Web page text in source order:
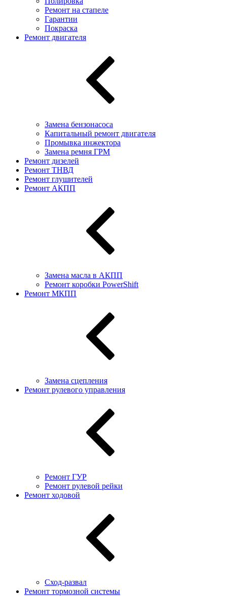
Ремонт на стапеле
Гарантии
Покраска
Ремонт двигателя
Замена бензонасоса
Капитальный ремонт двигателя
Промывка инжектора
Замена ремня ГРМ
Ремонт дизелей
Ремонт ТНВД
Ремонт глушителей
Ремонт АКПП
Замена масла в АКПП
Ремонт коробки PowerShift
Ремонт МКПП
Замена сцепления
Ремонт рулевого управления
Ремонт ГУР
Ремонт рулевой рейки
Ремонт ходовой
Сход-развал
Ремонт тормозной системы